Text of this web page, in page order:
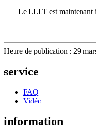
Le LLLT est maintenant
Heure de publication : 29
service
FAQ
Vidéo
information